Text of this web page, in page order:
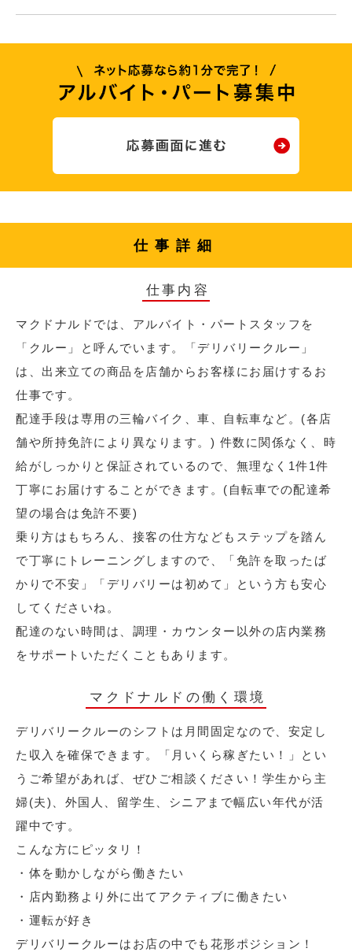
仕事詳細
仕事内容
マクドナルドでは、アルバイト・パートスタッフを
「クルー」と呼んでいます。「デリバリークルー」
は、出来立ての商品を店舗からお客様にお届けするお
仕事です。
配達手段は専用の三輪バイク、車、自転車など。(各店
舗や所持免許により異なります。) 件数に関係なく、時
給がしっかりと保証されているので、無理なく1件1件
丁寧にお届けすることができます。(自転車での配達希
望の場合は免許不要)
乗り方はもちろん、接客の仕方などもステップを踏ん
で丁寧にトレーニングしますので、「免許を取ったば
かりで不安」「デリバリーは初めて」という方も安心
してくださいね。
配達のない時間は、調理・カウンター以外の店内業務
をサポートいただくこともあります。
マクドナルドの働く環境
デリバリークルーのシフトは月間固定なので、安定し
た収入を確保できます。「月いくら稼ぎたい！」とい
うご希望があれば、ぜひご相談ください！学生から主
婦(夫)、外国人、留学生、シニアまで幅広い年代が活
躍中です。
こんな方にピッタリ！
・体を動かしながら働きたい
・店内勤務より外に出てアクティブに働きたい
・運転が好き
デリバリークルーはお店の中でも花形ポジション！